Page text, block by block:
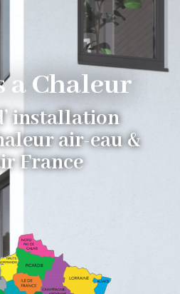
a Chaleur
installation
air-eau &
France